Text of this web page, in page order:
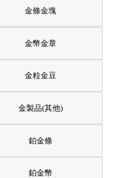
金條金塊
金幣金章
金粒金豆
金製品(其他)
鉑金條
鉑金幣